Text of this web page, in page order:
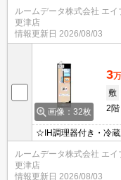
ルームデータ株式会社 エ
更津店
情報更新日 2026/08/03
画像：32枚
3
敷
2階
☆IH調理器付き・冷蔵
ターあり。☆お部屋
のエイブル木更津店
ルームデータ株式会社 エ
更津店
情報更新日 2026/08/03